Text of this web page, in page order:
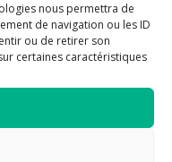
nous permettra de
de navigation ou les ID
ou de retirer son
certaines caractéristiques